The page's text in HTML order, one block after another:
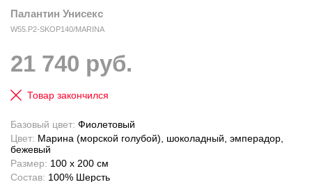
Палантин Унисекс
W55.P2-SKOP140/MARINA
21 740 руб.
Товар закончился
Базовый цвет: Фиолетовый
Цвет: Марина (морской голубой), шоколадный, эмперадор,
бежевый
Размер: 100 x 200 см
Состав: 100% Шерсть